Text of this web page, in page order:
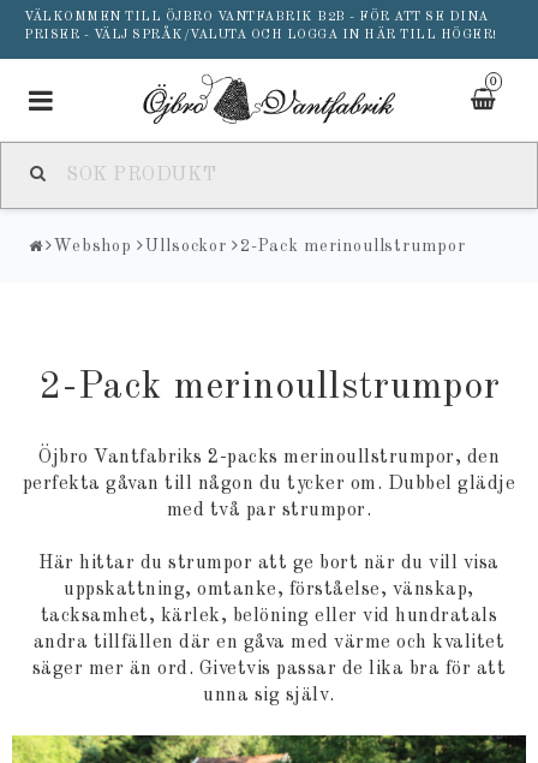
VÄLKOMMEN TILL ÖJBRO VANTFABRIK B2B - FÖR ATT SE DINA
PRISER - VÄLJ SPRÅK/VALUTA OCH LOGGA IN HÄR TILL HÖGER!
0
Toggle
Webshop Ullsockor 2-Pack merinoullstrumpor
2-Pack merinoullstrumpor
Öjbro Vantfabriks 2-packs merinoullstrumpor, den
perfekta gåvan till någon du tycker om. Dubbel glädje
med två par strumpor.
Här hittar du strumpor att ge bort när du vill visa
uppskattning, omtanke, förståelse, vänskap,
tacksamhet, kärlek, belöning eller vid hundratals
andra tillfällen där en gåva med värme och kvalitet
säger mer än ord. Givetvis passar de lika bra för att
unna sig själv.